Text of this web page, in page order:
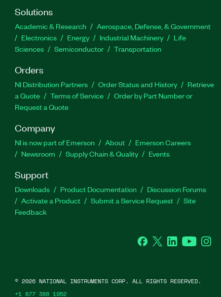
Solutions
Academic & Research
Aerospace, Defense, & Government
Electronics
Energy Industrial Machinery
Life
Sciences
Semiconductor Transportation
Orders
NI Distribution Partners Order Status and History
Retrieve
a Quote
Terms of Service
Order by Part Number or
Request a Quote
Company
NI is now part of Emerson About
Emerson Careers
Newsroom
Supply Chain & Quality Events
Support
Downloads Product Documentation
Discussion Forums
Activate a Product
Submit a Service Request
Site
Feedback
Facebook
Twitter LinkedInYouTube
© 2026 NATIONAL INSTRUMENTS CORP. ALL RIGHTS RESERVED.
+1 877 388 1952